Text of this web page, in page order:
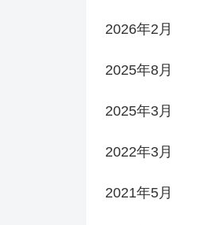
2026年2月
2025年8月
2025年3月
2022年3月
2021年5月